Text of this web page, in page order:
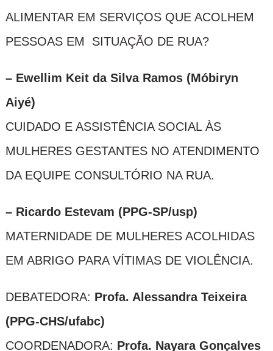
ALIMENTAR EM SERVIÇOS QUE ACOLHEM
PESSOAS EM SITUAÇÃO DE RUA?
– Ewellim Keit da Silva Ramos (Móbiryn
Aiyé)
CUIDADO E ASSISTÊNCIA SOCIAL ÀS
MULHERES GESTANTES NO ATENDIMENTO
DA EQUIPE CONSULTÓRIO NA RUA.
– Ricardo Estevam (PPG-SP/usp)
MATERNIDADE DE MULHERES ACOLHIDAS
EM ABRIGO PARA VÍTIMAS DE VIOLÊNCIA.
DEBATEDORA: Profa. Alessandra Teixeira
(PPG-CHS/ufabc)
COORDENADORA: Profa. Nayara Gonçalves